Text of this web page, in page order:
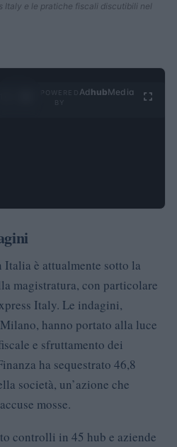
Italy e le pratiche fiscali discutibili nel
Ad hubMedia
è attualmente sotto la
magistratura, con particolare
Italy. Le indagini,
hanno portato alla luce
e sfruttamento dei
ha sequestrato 46,8
società, un’azione che
mosse.
controlli in 45 hub e aziende